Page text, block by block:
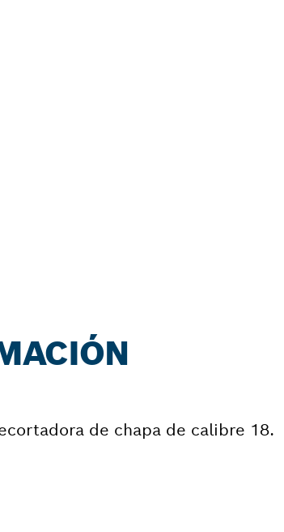
de chapa de calibre 18.